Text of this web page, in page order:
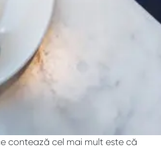
contează cel mai mult este că